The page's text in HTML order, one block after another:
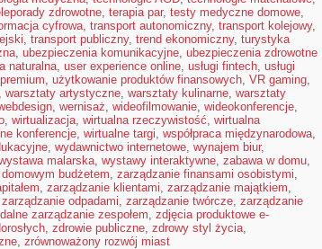
zdrowotne, terapia par, testy medyczne domowe,
cyfrowa, transport autonomiczny, transport kolejowy,
, transport publiczny, trend ekonomiczny, turystyka
, ubezpieczenia komunikacyjne, ubezpieczenia zdrowotne
naturalna, user experience online, usługi fintech, usługi
, użytkowanie produktów finansowych, VR gaming,
warsztaty artystyczne, warsztaty kulinarne, warsztaty
, wernisaż, wideofilmowanie, wideokonferencje,
, wirtualizacja, wirtualna rzeczywistość, wirtualna
konferencje, wirtualne targi, współpraca międzynarodowa,
, wydawnictwo internetowe, wynajem biur,
malarska, wystawy interaktywne, zabawa w domu,
budżetem, zarządzanie finansami osobistymi,
, zarządzanie klientami, zarządzanie majątkiem,
zarządzanie odpadami, zarządzanie twórcze, zarządzanie
zarządzanie zespołem, zdjęcia produktowe e-
, zdrowie publiczne, zdrowy styl życia,
, zrównoważony rozwój miast